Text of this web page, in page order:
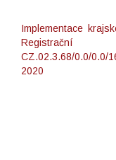
Implementace
CZ.02.3.68/0.0/
2020